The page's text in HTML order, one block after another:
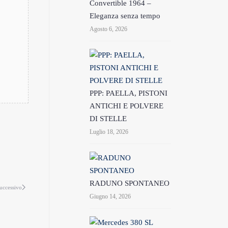
Convertible 1964 –
Eleganza senza tempo
Agosto 6, 2026
PPP: PAELLA, PISTONI
ANTICHI E POLVERE
DI STELLE
Luglio 18, 2026
RADUNO SPONTANEO
Giugno 14, 2026